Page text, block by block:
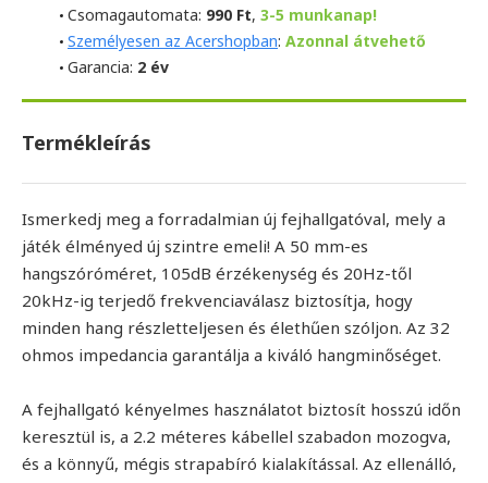
Csomagautomata: 990 Ft, 3-5 munkanap!
Személyesen az Acershopban: Azonnal átvehető
Garancia: 2 év
Termékleírás
Ismerkedj meg a forradalmian új fejhallgatóval, mely a
játék élményed új szintre emeli! A 50 mm-es
hangszóróméret, 105dB érzékenység és 20Hz-től
20kHz-ig terjedő frekvenciaválasz biztosítja, hogy
minden hang részletteljesen és élethűen szóljon. Az 32
ohmos impedancia garantálja a kiváló hangminőséget.
A fejhallgató kényelmes használatot biztosít hosszú időn
keresztül is, a 2.2 méteres kábellel szabadon mozogva,
és a könnyű, mégis strapabíró kialakítással. Az ellenálló,